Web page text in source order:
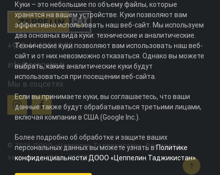
+992 44 625 11 22
info@zeppelin.tj
Мы в соцсетях:
© 2026 ДООО «Цеппелин Таджикистан». Все права
защищены. ИНН - 010082996
Куки – это небольшие по объему файлы, которые
хранятся на вашем устройстве. Куки позволяют вам
эффективно использовать наш веб-сайт. Мы используем
два основных вида куки: технические и аналитические.
Технические куки позволяют вам использовать наш веб-
сайт и от них невозможно отказаться. Однако вы можете
выбрать, какие аналитические куки будут
использоваться при посещении веб-сайта.
Если вы принимаете куки, вы соглашаетесь, что ваши
данные также будут обрабатываться третьими лицами,
включая компании в США (Google Inc.).
Более подробно об обработке и защите ваших
персональных данных вы можете узнать вПолитике
конфиденциальности ДООО «Цеппелин Таджикистан».